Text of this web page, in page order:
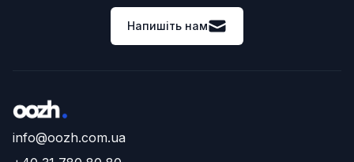
Напишіть нам
info@oozh.com.ua